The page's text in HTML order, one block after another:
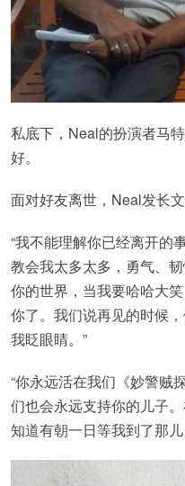
私底下，Neal的扮演者马
好。
面对好友离世，Neal发长
“我不能理解你已经离开的
教会我太多太多，勇气、
你的世界，当我要哈哈大
你了。我们说再见的时候
我眨眼睛。”
“你永远活在我们《妙警贼
们也会永远支持你的儿子
知道有朝一日等我到了那